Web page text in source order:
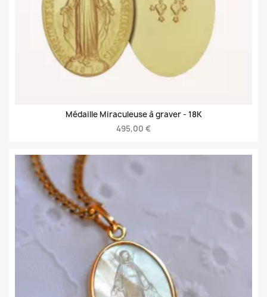
Médaille Miraculeuse à graver - 18K
495,00 €